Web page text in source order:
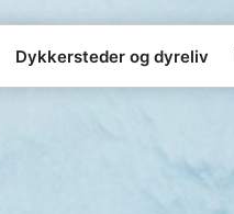
Dykkersteder og dyreliv